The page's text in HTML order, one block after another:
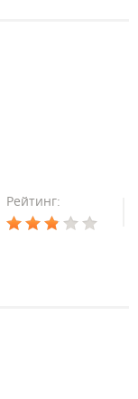
Рейтинг: